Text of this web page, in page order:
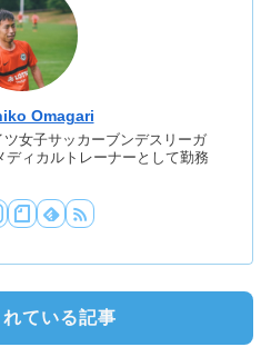
Omagari
女子サッカーブンデスリーガ
ディカルトレーナーとして勤務
ている記事